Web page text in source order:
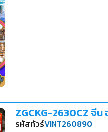
ZGCKG-2630CZ จีน
รหัสทัวร์VINT260890